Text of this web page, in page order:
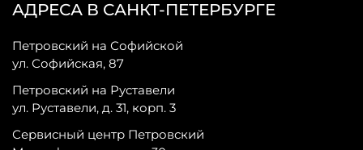
АДРЕСА В САНКТ-ПЕТЕРБУРГЕ
Петровский на Софийской
ул. Софийская, 87
Петровский на Руставели
ул. Руставели, д. 31, корп. 3
Сервисный центр Петровский